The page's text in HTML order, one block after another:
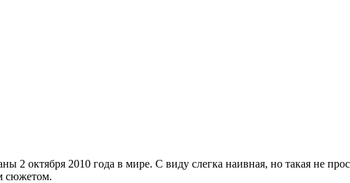
2 октября 2010 года в мире. С виду слегка наивная, но такая не
сюжетом.